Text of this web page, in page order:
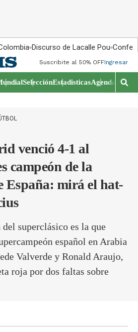
Discurso de Lacalle Pou
Suscribite al 50% OFFIngresar
SelecciónEstadisticasAgenda
M
o
venció 4-1 al
campeón de la
España: mirá el hat-
superclásico es la que
español en Arabia
Valverde y Ronald Araujo,
roja por dos faltas sobre